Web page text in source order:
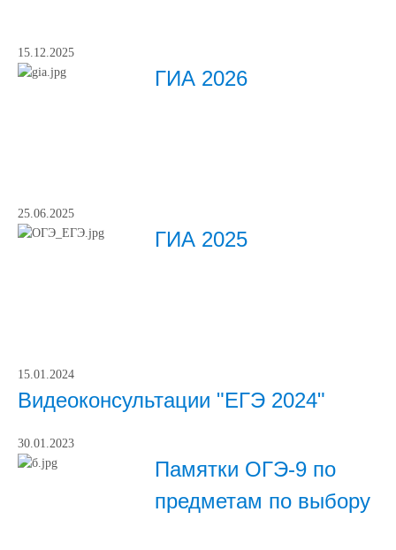
15.12.2025
ГИА 2026
25.06.2025
ГИА 2025
15.01.2024
Видеоконсультации "ЕГЭ 2024"
30.01.2023
Памятки ОГЭ-9 по
предметам по выбору